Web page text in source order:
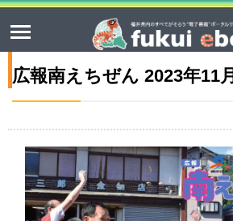
広報南えちぜん 2023年11